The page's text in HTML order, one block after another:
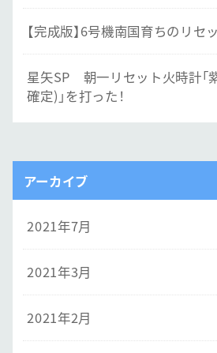
【完成版】6号機南国育ちのリセ
星矢SP 朝一リセット火時計「
確定)」を打った！
アーカイブ
2021年7月
2021年3月
2021年2月